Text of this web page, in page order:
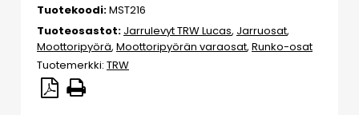
Tuotekoodi:MST216
Tuoteosastot: Jarrulevyt TRW Lucas, Jarruosat,
Moottoripyörä, Moottoripyörän varaosat, Runko-osat
Tuotemerkki: TRW